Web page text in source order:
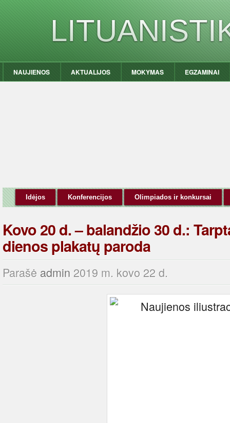
NAUJIENOS AKTUALIJOS MOKYMAS EGZAMINAI
Idėjos Konferencijos Olimpiados ir konkursai
Kovo 20 d. – balandžio 30 d.:
dienos plakatų paroda
Parašė admin 2019 m. kovo 22 d.